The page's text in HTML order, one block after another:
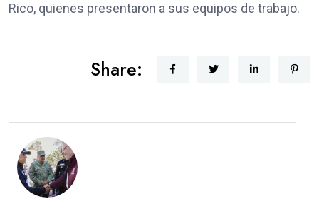
Rico, quienes presentaron a sus equipos de trabajo.
Share: